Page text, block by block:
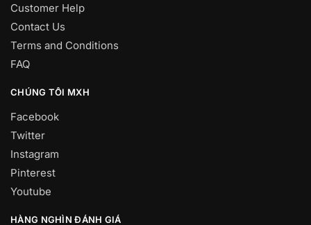
Customer Help
Contact Us
Terms and Conditions
FAQ
CHÚNG TÔI MXH
Facebook
Twitter
Instagram
Pinterest
Youtube
HÀNG NGHÌN ĐÁNH GIÁ